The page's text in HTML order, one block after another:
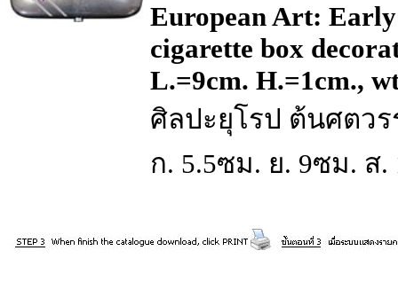
European Art:
cigarette box
L.=9cm. H.=1cm.,
ศิลปะยุโรป ต้นศตว
ก. 5.5ซม. ย. 9ซม. ส